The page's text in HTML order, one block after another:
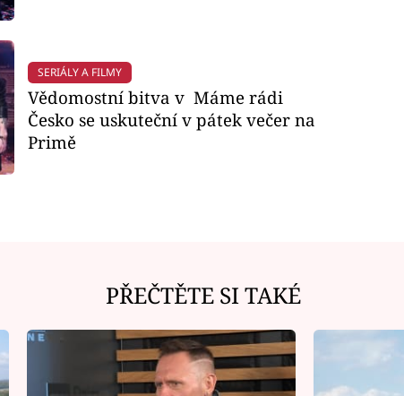
SERIÁLY A FILMY
Vědomostní bitva v Máme rádi
Česko se uskuteční v pátek večer na
Primě
PŘEČTĚTE SI TAKÉ